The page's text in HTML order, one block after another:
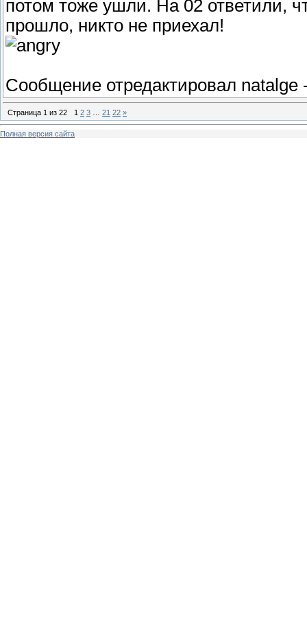
потом тоже ушли. На 02 ответили,
прошло, никто не приехал!
Сообщение отредактировал natalge
Страница 1 из 22 1 2 3 21 22 »
Полная версия сайта